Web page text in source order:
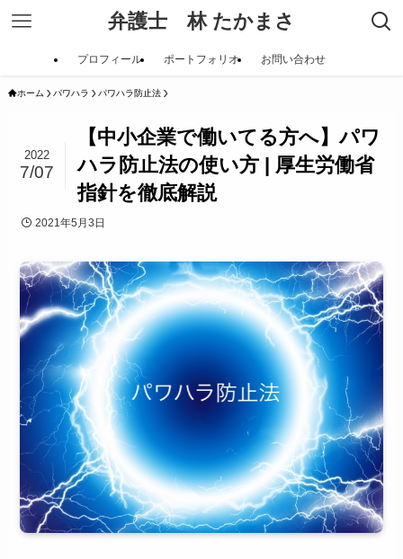
弁護士 林 たかまさ
プロフィール ポートフォリオ お問い合わせ
ホーム パワハラ パワハラ防止法
【中小企業で働いてる方へ】パワ
ハラ防止法の使い方 | 厚生労働省
指針を徹底解説
2022
7/07
2021年5月3日